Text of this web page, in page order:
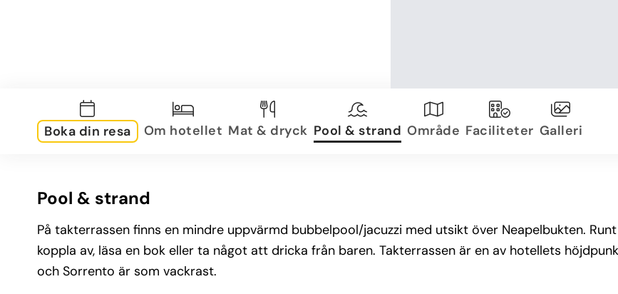
Boka din resa Om hotellet Mat & dryck Pool & strand Område Faciliteter Galleri
Pool & strand
På takterrassen finns en mindre uppvärmd bubbelpool/jacuzzi med utsikt över Neapelbukten.
koppla av, läsa en bok eller ta något att dricka från baren. Takterrassen är en av hotellets
och Sorrento är som vackrast.